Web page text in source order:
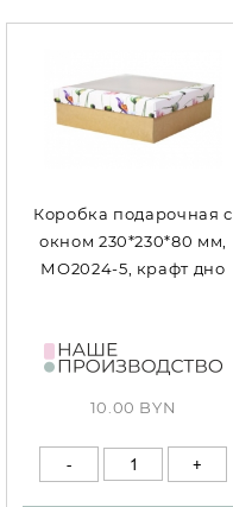
Коробка подарочная с
окном 230*230*80 мм,
МО2024-5, крафт дно
10.00 BYN